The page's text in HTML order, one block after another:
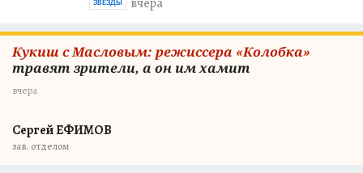
ЗВЕЗДЫ
Кукиш с Масловым: режиссера «Колобка»
травят зрители, а он им хамит
вчера
Сергей ЕФИМОВ
зав. отделом